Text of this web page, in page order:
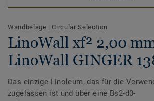
Wandbeläge | Circular Selection
LinoWall xf² 2,00
LinoWall GINGER
Das einzige Linoleum, das für die
zugelassen ist und über eine Bs2-d0-